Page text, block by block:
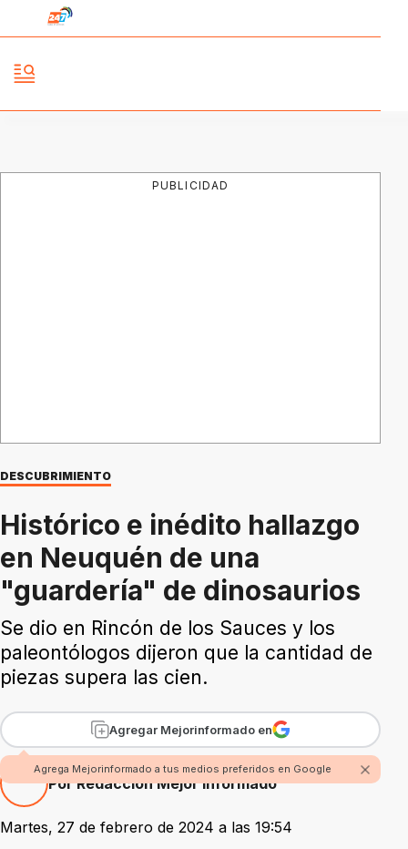
PUBLICIDAD
DESCUBRIMIENTO
Histórico e inédito hallazgo
en Neuquén de una
"guardería" de dinosaurios
Se dio en Rincón de los Sauces y los
paleontólogos dijeron que la cantidad de
piezas supera las cien.
Agregar Mejorinformado en
Agrega Mejorinformado a tus medios preferidos en Google
Por Redacción Mejor Informado
Martes, 27 de febrero de 2024 a las 19:54